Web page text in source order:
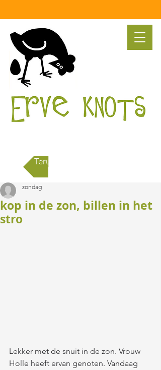
Terug naar alle berichten
kop in de zon, billen in het
stro
zondag
Lekker met de snuit in de zon. Vrouw
Holle heeft ervan genoten. Vandaag